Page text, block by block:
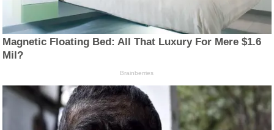
Magnetic Floating Bed: All That Luxury For Mere $1.6
Mil?
Brainberries